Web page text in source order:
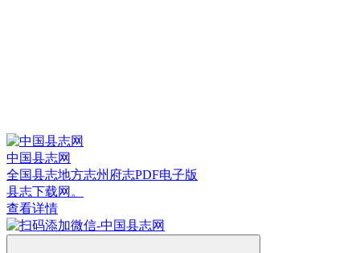
中国县志网
全国县志地方志州府志PDF电子版
县志下载网。
查看详情